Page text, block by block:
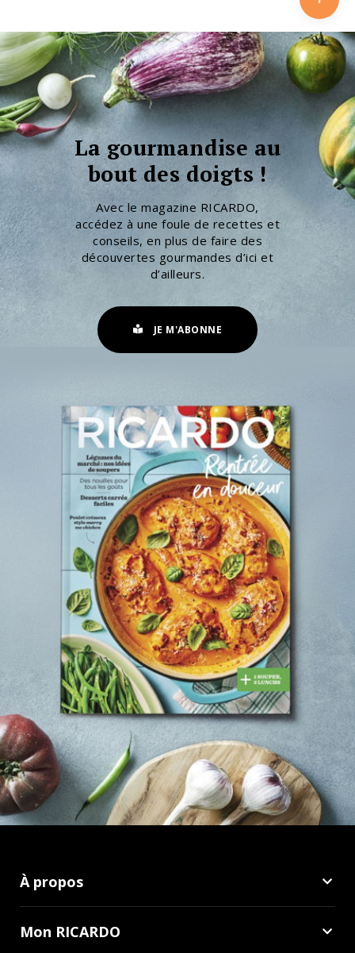
La gourmandise au
bout des doigts !
Avec le magazine RICARDO,
accédez à une foule de recettes et
conseils, en plus de faire des
découvertes gourmandes d’ici et
d’ailleurs.
JE M'ABONNE
À propos
Mon RICARDO